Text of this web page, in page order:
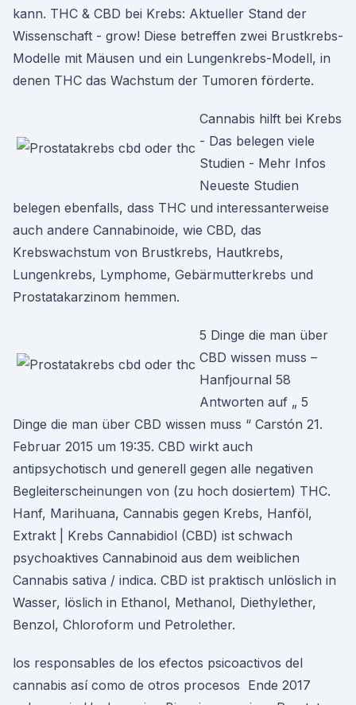
kann. THC & CBD bei Krebs: Aktueller Stand der
Wissenschaft - grow! Diese betreffen zwei Brustkrebs-
Modelle mit Mäusen und ein Lungenkrebs-Modell, in
denen THC das Wachstum der Tumoren förderte.
Cannabis hilft bei Krebs
- Das belegen viele
Studien - Mehr Infos
Neueste Studien
belegen ebenfalls, dass THC und interessanterweise
auch andere Cannabinoide, wie CBD, das
Krebswachstum von Brustkrebs, Hautkrebs,
Lungenkrebs, Lymphome, Gebärmutterkrebs und
Prostatakarzinom hemmen.
5 Dinge die man über
CBD wissen muss –
Hanfjournal 58
Antworten auf „ 5
Dinge die man über CBD wissen muss “ Carstón 21.
Februar 2015 um 19:35. CBD wirkt auch
antipsychotisch und generell gegen alle negativen
Begleiterscheinungen von (zu hoch dosiertem) THC.
Hanf, Marihuana, Cannabis gegen Krebs, Hanföl,
Extrakt | Krebs Cannabidiol (CBD) ist schwach
psychoaktives Cannabinoid aus dem weiblichen
Cannabis sativa / indica. CBD ist praktisch unlöslich in
Wasser, löslich in Ethanol, Methanol, Diethylether,
Benzol, Chloroform und Petrolether.
los responsables de los efectos psicoactivos del
cannabis así como de otros procesos Ende 2017